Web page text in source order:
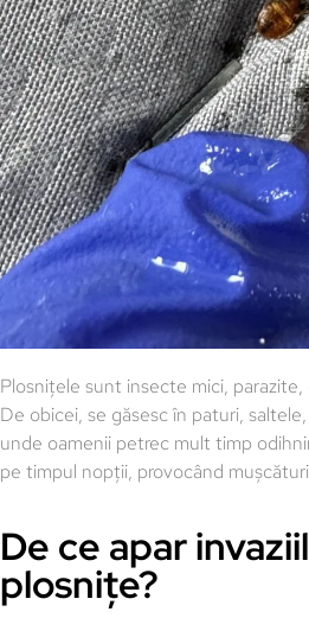
Plosnițele sunt insecte mici,
De obicei, se găsesc în paturi,
unde oamenii petrec mult timp
pe timpul nopții, provocând
De ce apar
plosnițe?